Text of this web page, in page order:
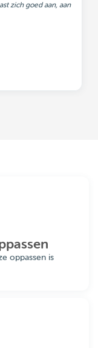
zich goed aan, aan
oppassen is